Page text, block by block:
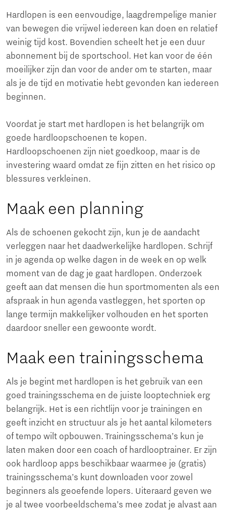
Hardlopen is een eenvoudige, laagdrempelige manier
van bewegen die vrijwel iedereen kan doen en relatief
weinig tijd kost. Bovendien scheelt het je een duur
abonnement bij de sportschool. Het kan voor de één
moeilijker zijn dan voor de ander om te starten, maar
als je de tijd en motivatie hebt gevonden kan iedereen
beginnen.
Voordat je start met hardlopen is het belangrijk om
goede hardloopschoenen te kopen.
Hardloopschoenen zijn niet goedkoop, maar is de
investering waard omdat ze fijn zitten en het risico op
blessures verkleinen.
Maak een planning
Als de schoenen gekocht zijn, kun je de aandacht
verleggen naar het daadwerkelijke hardlopen. Schrijf
in je agenda op welke dagen in de week en op welk
moment van de dag je gaat hardlopen. Onderzoek
geeft aan dat mensen die hun sportmomenten als een
afspraak in hun agenda vastleggen, het sporten op
lange termijn makkelijker volhouden en het sporten
daardoor sneller een gewoonte wordt.
Maak een trainingsschema
Als je begint met hardlopen is het gebruik van een
goed trainingsschema en de juiste looptechniek erg
belangrijk. Het is een richtlijn voor je trainingen en
geeft inzicht en structuur als je het aantal kilometers
of tempo wilt opbouwen. Trainingsschema’s kun je
laten maken door een coach of hardlooptrainer. Er zijn
ook hardloop apps beschikbaar waarmee je (gratis)
trainingsschema’s kunt downloaden voor zowel
beginners als geoefende lopers. Uiteraard geven we
je al twee voorbeeldschema’s mee zodat je alvast aan